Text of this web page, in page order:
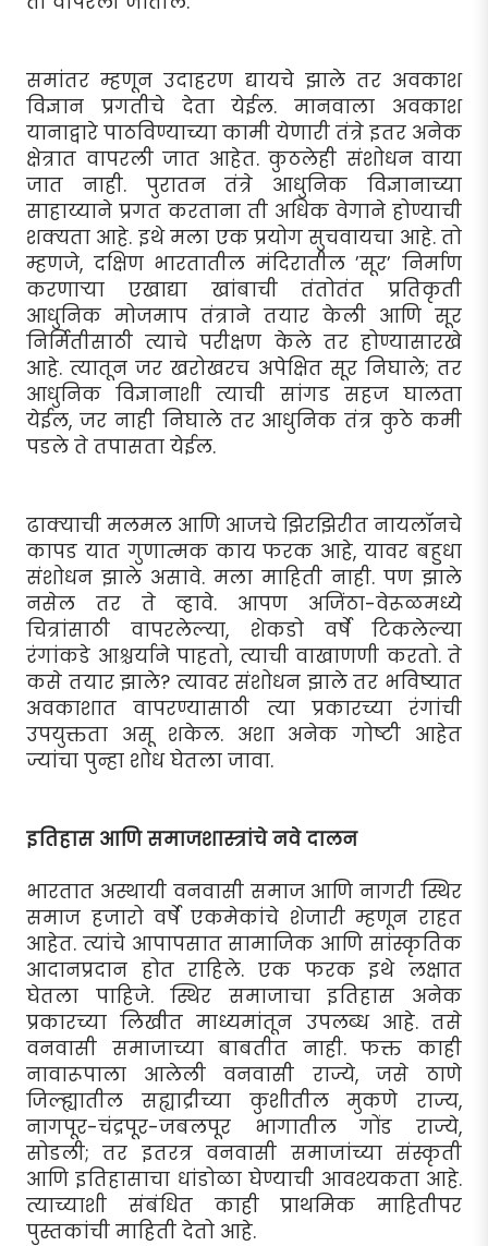
समांतर म्हणून उदाहरण द्यायचे झाले तर अवकाश
विज्ञान प्रगतीचे देता येईल. मानवाला अवकाश
यानाद्वारे पाठविण्याच्या कामी येणारी तंत्रे इतर अनेक
क्षेत्रात वापरली जात आहेत. कुठलेही संशोधन वाया
जात नाही. पुरातन तंत्रे आधुनिक विज्ञानाच्या
साहाय्याने प्रगत करताना ती अधिक वेगाने होण्याची
शक्यता आहे. इथे मला एक प्रयोग सुचवायचा आहे. तो
म्हणजे, दक्षिण भारतातील मंदिरातील ’सूर’ निर्माण
करणार्‍या एखाद्या खांबाची तंतोतंत प्रतिकृती
आधुनिक मोजमाप तंत्राने तयार केली आणि सूर
निर्मितीसाठी त्याचे परीक्षण केले तर होण्यासारखे
आहे. त्यातून जर खरोखरच अपेक्षित सूर निघाले; तर
आधुनिक विज्ञानाशी त्याची सांगड सहज घालता
येईल, जर नाही निघाले तर आधुनिक तंत्र कुठे कमी
पडले ते तपासता येईल.
ढाक्याची मलमल आणि आजचे झिरझिरीत नायलॉनचे
कापड यात गुणात्मक काय फरक आहे, यावर बहुधा
संशोधन झाले असावे. मला माहिती नाही. पण झाले
नसेल तर ते व्हावे. आपण अजिंठा-वेरूळमध्ये
चित्रांसाठी वापरलेल्या, शेकडो वर्षे टिकलेल्या
रंगांकडे आश्चर्याने पाहतो, त्याची वाखाणणी करतो. ते
कसे तयार झाले? त्यावर संशोधन झाले तर भविष्यात
अवकाशात वापरण्यासाठी त्या प्रकारच्या रंगांची
उपयुक्तता असू शकेल. अशा अनेक गोष्टी आहेत
ज्यांचा पुन्हा शोध घेतला जावा.
इतिहास आणि समाजशास्त्रांचे नवे दालन
भारतात अस्थायी वनवासी समाज आणि नागरी स्थिर
समाज हजारो वर्षे एकमेकांचे शेजारी म्हणून राहत
आहेत. त्यांचे आपापसात सामाजिक आणि सांस्कृतिक
आदानप्रदान होत राहिले. एक फरक इथे लक्षात
घेतला पाहिजे. स्थिर समाजाचा इतिहास अनेक
प्रकारच्या लिखीत माध्यमांतून उपलब्ध आहे. तसे
वनवासी समाजाच्या बाबतीत नाही. फक्त काही
नावारूपाला आलेली वनवासी राज्ये, जसे ठाणे
जिल्ह्यातील सह्याद्रीच्या कुशीतील मुकणे राज्य,
नागपूर-चंद्रपूर-जबलपूर भागातील गोंड राज्ये,
सोडली; तर इतरत्र वनवासी समाजांच्या संस्कृती
आणि इतिहासाचा धांडोळा घेण्याची आवश्यकता आहे.
त्याच्याशी संबंधित काही प्राथमिक माहितीपर
पुस्तकांची माहिती देतो आहे.